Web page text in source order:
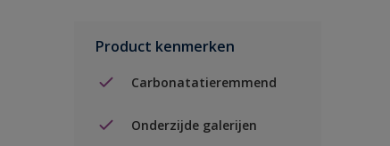
Product kenmerken
Carbonatatieremmend
Onderzijde galerijen